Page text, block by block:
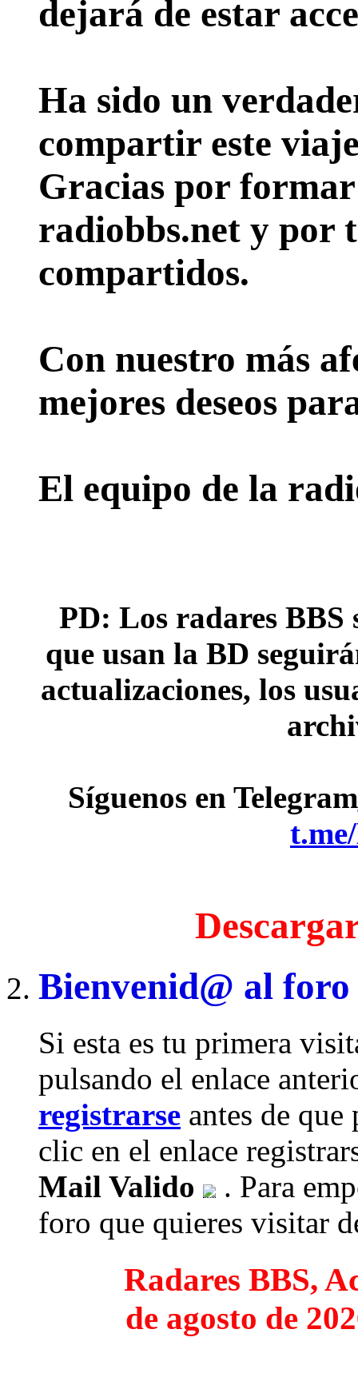
dejará de estar
Ha sido un
compartir este
Gracias por
radiobbs.net y por
compartidos.
Con nuestro más
mejores deseos
El equipo de la
PD: Los radares
que usan la BD
actualizaciones, los
Síguenos en Telegram
Bienvenid@ al
Si esta es tu primera
pulsando el enlace
registrarse antes de que
clic en el enlace
Mail Valido
. Para
foro que quieres visitar
Radares BBS,
de agosto de